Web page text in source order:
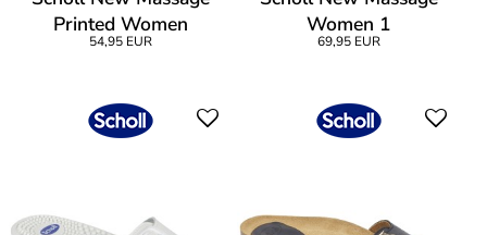
Printed Women
54,95 EUR
Women 1
69,95 EUR